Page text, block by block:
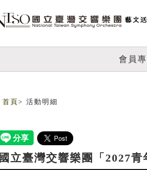
會員
首頁 > 活動明細
國立臺灣交響樂團「2027